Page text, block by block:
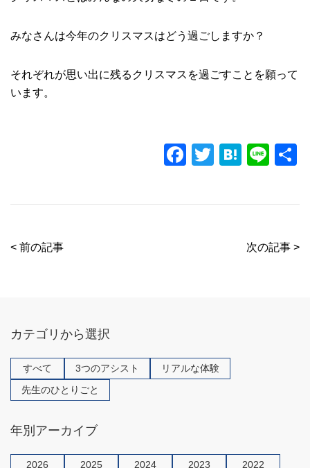
みなさんは今年のクリスマスはどう過ごしますか？
それぞれが思い出に残るクリスマスを過ごすことを願って
います。
F
c
T
tt
H
e
a
Li
e
< 前の記事 次の記事 >
カテゴリから選択
すべて 3つのアシスト
リアルな体験
先生のひとりごと
年別アーカイブ
2026 2025 2024 2023 2022